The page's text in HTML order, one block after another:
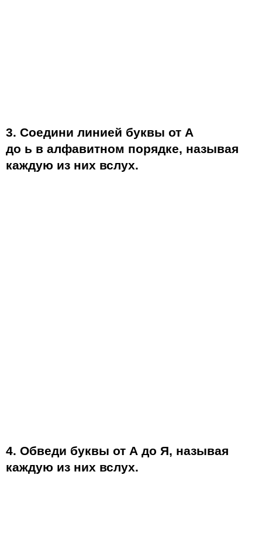
3. Соедини линией буквы от А
до ь в алфавитном порядке, называя
каждую из них вслух.
4. Обведи буквы от А до Я, называя
каждую из них вслух.